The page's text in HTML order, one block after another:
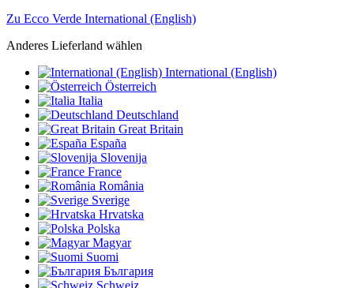
Zu Ecco Verde International (English)
Anderes Lieferland wählen
International (English)
Österreich
Italia
Deutschland
Great Britain
España
Slovenija
France
România
Sverige
Hrvatska
Polska
Magyar
Suomi
България
Schweiz